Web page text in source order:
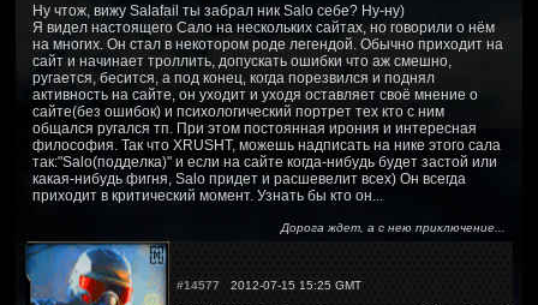
Ну чтож, вижу Salafail ты забрал ник Salo себе? Ну-ну)
Я видел настоящего Сало на нескольких сайтах, но говорили о нём
на многих. Он стал в некотором роде легендой. Обычно приходит на
сайт и начинает троллить, допускать ошибки что аж смешно,
ругается, бесится, а под конец, когда порезвился и поднял
активность на сайте, он уходит и уходя оставляет своё мнение о
сайте(без ошибок) и психологический портрет тех кто с ним
общался ругался тп. При этом постоянная ирония и интересная
философия. Так что XRUSHT, можешь надписать на нике этого сала
так:"Salo(подделка)" и если на сайте когда-нибудь будет застой или
какая-нибудь фигня, Salo придет и расшевелит всех) Он всегда
приходит в критический момент. Узнать бы кто он...
Дорога ждет, а с нею приключение...
#14577 2012-07-15 15:25 GMT